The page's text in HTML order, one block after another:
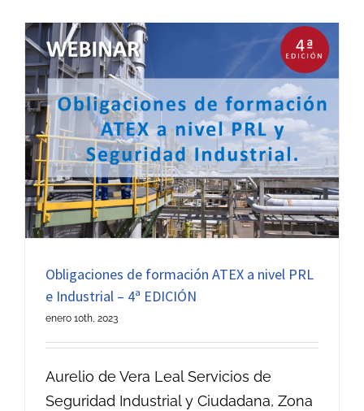
Obligaciones de formación ATEX a nivel PRL
e Industrial – 4ª EDICIÓN
enero 10th, 2023
Aurelio de Vera Leal Servicios de
Seguridad Industrial y Ciudadana, Zona